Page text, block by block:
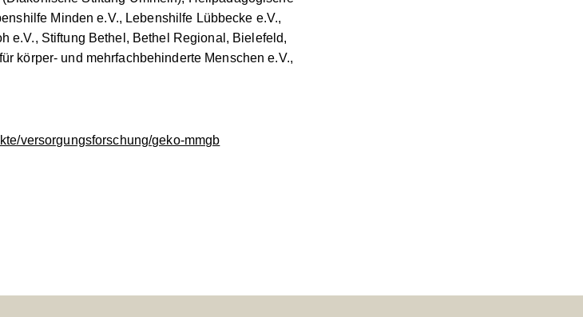
Minden e.V., Lebenshilfe Lübbecke e.V.,
e.V., Stiftung Bethel, Bethel Regional, Bielefeld,
körper- und mehrfachbehinderte Menschen e.V.,
versorgungsforschung/geko-mmgb